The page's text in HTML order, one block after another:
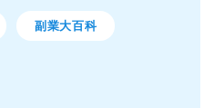
副業大百科